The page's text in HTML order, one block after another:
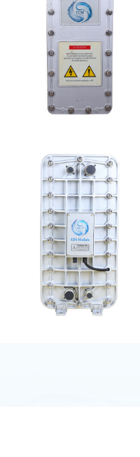
PureTec （浦睿）EDI
块维修
坎普尔EDI膜堆维修